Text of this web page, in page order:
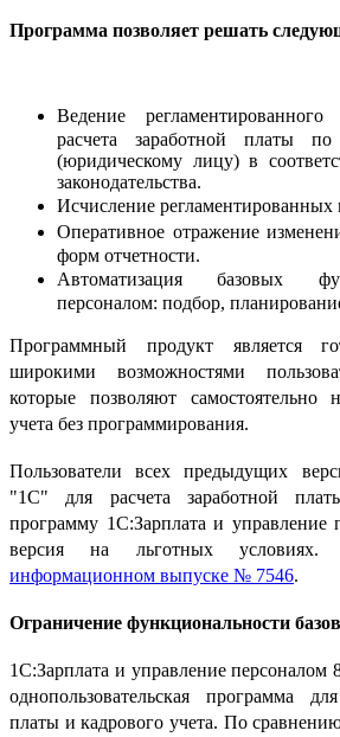
Программа позволяет решать
Ведение
расчета заработной платы
(юридическому лицу) в
законодательства.
Исчисление регламентированных
Оперативное отражение
форм отчетности.
Автоматизация базовых
персоналом: подбор,
Программный продукт является
широкими возможностями
которые позволяют самостоятельно
учета без программирования.
Пользователи всех предыдущих
"1С" для расчета заработной
программу 1С:Зарплата и управление
версия на льготных
информационном выпуске № 7546.
Ограничение функциональности
1С:Зарплата и управление персоналом
однопользовательская программа
платы и кадрового учета. По